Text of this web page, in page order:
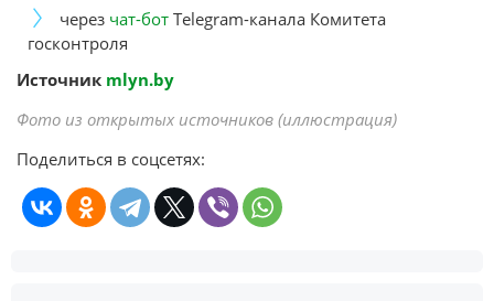
через чат-бот Telegram-канала Комитета
госконтроля
Источник mlyn.by
Фото из открытых источников (иллюстрация)
Поделиться в соцсетях: